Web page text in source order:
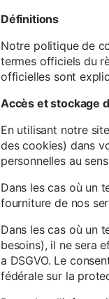
Définitions
Notre politique de
termes officiels du
officielles sont
Accès et stockage
En utilisant notre
des cookies) dans
personnelles au
Dans les cas où un
fourniture de nos
Dans les cas où un
besoins), il ne sera
a DSGVO. Le
fédérale sur la